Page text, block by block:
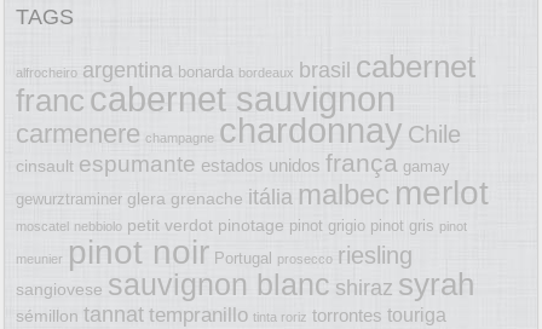
TAGS
alfrocheiro argentina bonarda bordeaux brasil cabernet
franc cabernet sauvignon
carmenere champagne chardonnay Chile
cinsault espumante estados unidos frança gamay
gewurztraminer glera grenache itália malbec merlot
moscatel nebbiolo petit verdot pinotage pinot grigio pinot gris pinot
meunier pinot noir Portugal prosecco riesling
sangiovese sauvignon blanc shiraz syrah
sémillon tannat tempranillo tinta roriz torrontes touriga